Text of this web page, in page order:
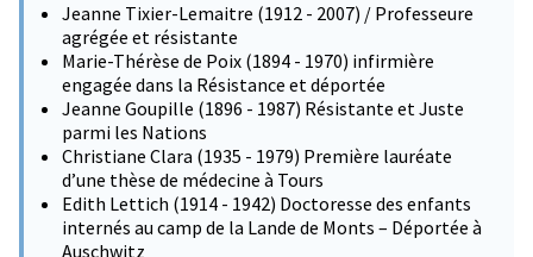
Jeanne Tixier-Lemaitre (1912 - 2007) / Professeure
agrégée et résistante
Marie-Thérèse de Poix (1894 - 1970) infirmière
engagée dans la Résistance et déportée
Jeanne Goupille (1896 - 1987) Résistante et Juste
parmi les Nations
Christiane Clara (1935 - 1979) Première lauréate
d’une thèse de médecine à Tours
Edith Lettich (1914 - 1942) Doctoresse des enfants
internés au camp de la Lande de Monts – Déportée à
Auschwitz